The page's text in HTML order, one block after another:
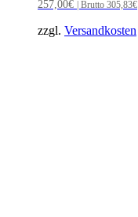
257,00€ | Brutto 305,83€
zzgl. Versandkosten